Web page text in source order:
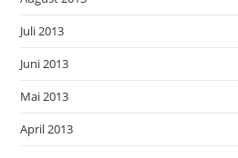
Juli 2013
Juni 2013
Mai 2013
April 2013